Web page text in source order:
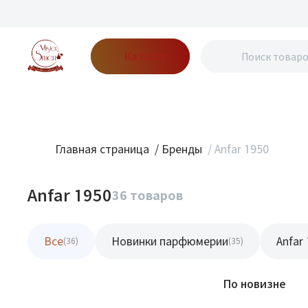
Каталог
Главная страница / Бренды / Anfar 1950
Anfar 195036 товаров
Все(36) Новинки парфюмерии(35) Anfar
По новизне